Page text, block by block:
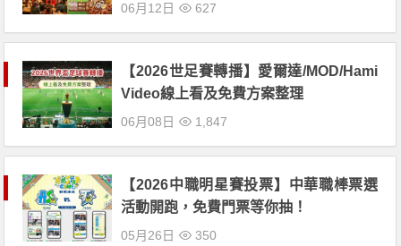
06月12日 627
【2026世足賽轉播】愛爾達/MOD/Hami
Video線上看及免費方案整理
06月08日 1,847
【2026中職明星賽投票】中華職棒票選
活動開跑，免費門票等你抽！
05月26日 350